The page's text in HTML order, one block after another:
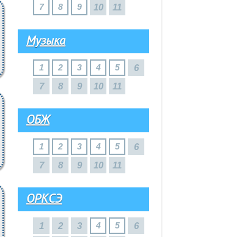
7 8 9 10 11
Музыка
1 2 3 4 5
6
7
8 9 10 11
ОБЖ
1 2 3 4 5
6
7
8 9 10 11
ОРКСЭ
1 2 3 4 5
6